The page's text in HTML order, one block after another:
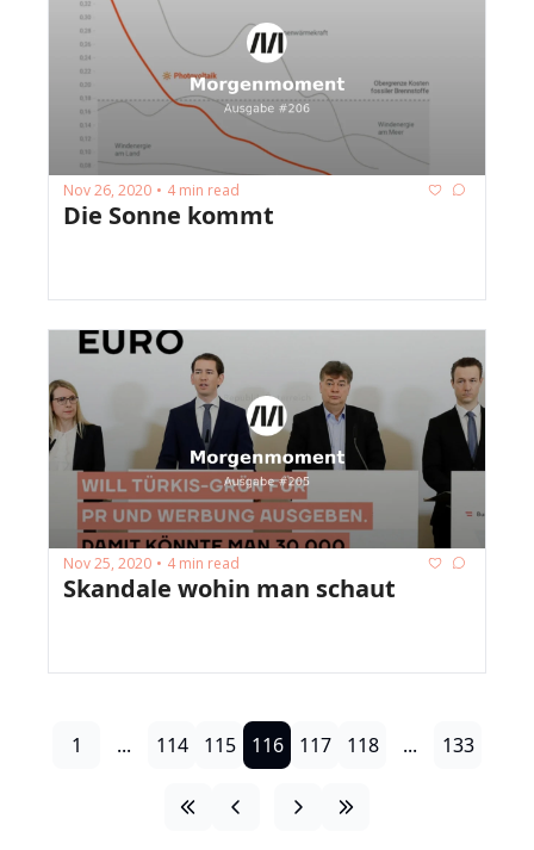
Nov 26, 2020 • 4 min read
Nov 25, 2020 • 4 min read
Skandale wohin man schaut
1 ... 114 115 116 117 118 ... 133